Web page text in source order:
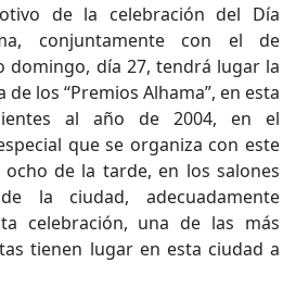
de la celebración del Día
conjuntamente con el de
domingo, día 27, tendrá lugar la
los “Premios Alhama”, en esta
al año de 2004, en el
que se organiza con este
de la tarde, en los salones
la ciudad, adecuadamente
celebración, una de las más
tienen lugar en esta ciudad a